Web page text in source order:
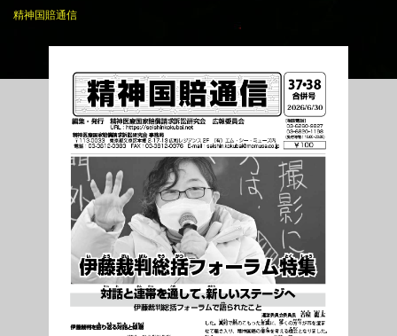
精神国賠通信